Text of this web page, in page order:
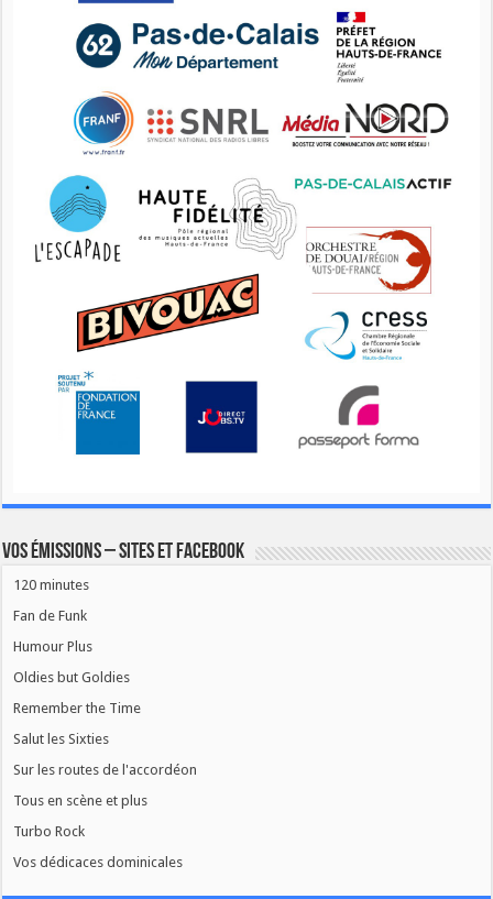
Vos émissions – Sites et Facebook
120 minutes
Fan de Funk
Humour Plus
Oldies but Goldies
Remember the Time
Salut les Sixties
Sur les routes de l'accordéon
Tous en scène et plus
Turbo Rock
Vos dédicaces dominicales